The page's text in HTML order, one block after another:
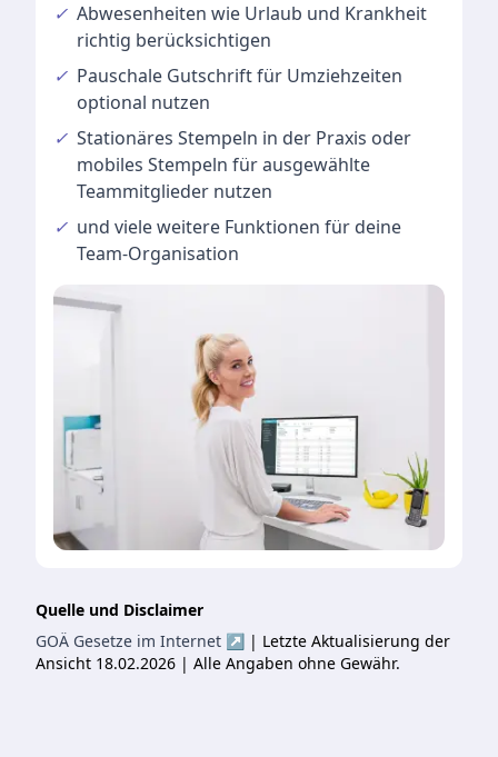
✓ Abwesenheiten wie Urlaub und Krankheit
richtig berücksichtigen
✓ Pauschale Gutschriftfür Umziehzeiten
optional nutzen
✓ Stationäres Stempeln in der Praxis oder
mobiles Stempeln für ausgewählte
Teammitglieder nutzen
✓ und vieleweitere Funktionen für deine
Team-Organisation
Quelle und Disclaimer
GOÄ Gesetze im Internet ↗ | Letzte Aktualisierung der
Ansicht 18.02.2026 | Alle Angaben ohne Gewähr.